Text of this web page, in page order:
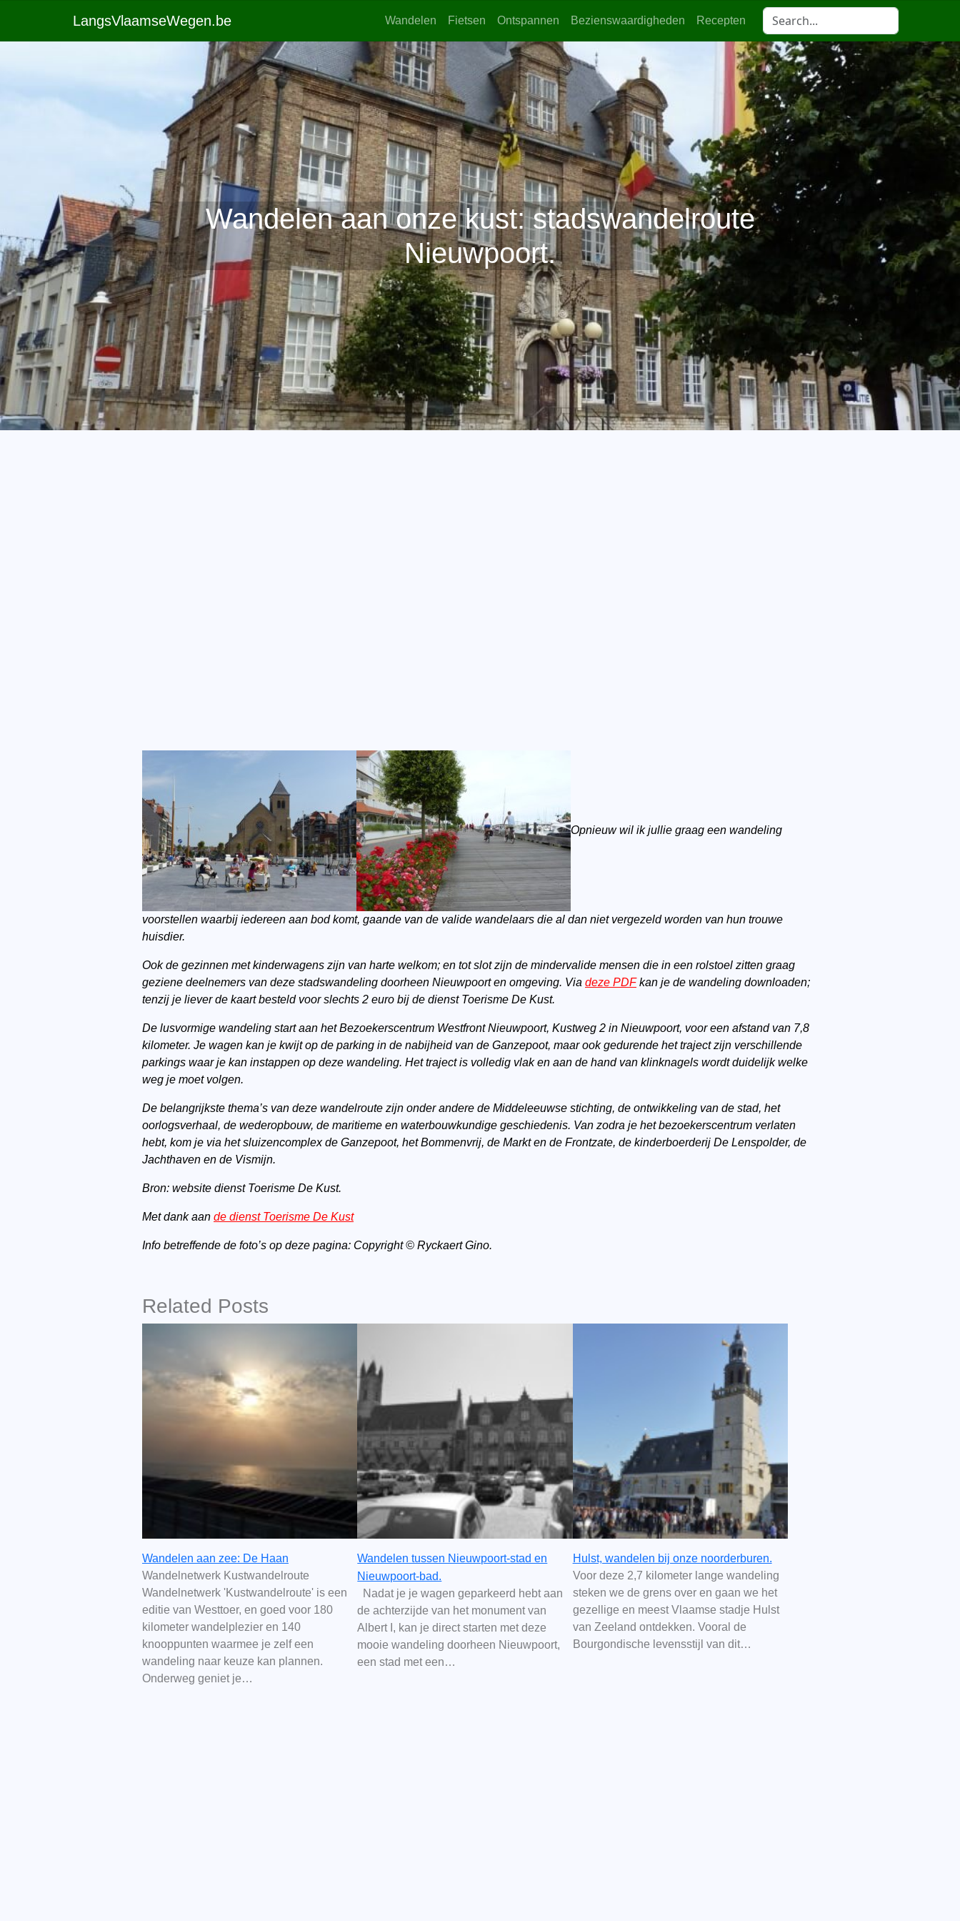
LangsVlaamseWegen.be Wandelen Fietsen Ontspannen Bezienswaardigheden Recepten
Wandelen aan onze kust: stadswandelroute
Nieuwpoort.
Opnieuw wil ik jullie graag een wandeling
voorstellen waarbij iedereen aan bod komt, gaande van de valide wandelaars die al dan niet vergezeld worden van hun trouwe
huisdier.
Ook de gezinnen met kinderwagens zijn van harte welkom; en tot slot zijn de mindervalide mensen die in een rolstoel zitten graag
geziene deelnemers van deze stadswandeling doorheen Nieuwpoort en omgeving. Via deze PDFkan je de wandeling downloaden;
tenzij je liever de kaart besteld voor slechts 2 euro bij de dienst Toerisme De Kust.
De lusvormige wandeling start aan het Bezoekerscentrum Westfront Nieuwpoort, Kustweg 2 in Nieuwpoort, voor een afstand van 7,8
kilometer. Je wagen kan je kwijt op de parking in de nabijheid van de Ganzepoot, maar ook gedurende het traject zijn verschillende
parkings waar je kan instappen op deze wandeling. Het traject is volledig vlak en aan de hand van klinknagels wordt duidelijk welke
weg je moet volgen.
De belangrijkste thema’s van deze wandelroute zijn onder andere de Middeleeuwse stichting, de ontwikkeling van de stad, het
oorlogsverhaal, de wederopbouw, de maritieme en waterbouwkundige geschiedenis. Van zodra je het bezoekerscentrum verlaten
hebt, kom je via het sluizencomplex de Ganzepoot, het Bommenvrij, de Markt en de Frontzate, de kinderboerderij De Lenspolder, de
Jachthaven en de Vismijn.
Bron: website dienst Toerisme De Kust.
Met dank aan de dienst Toerisme De Kust
Info betreffende de foto’s op deze pagina: Copyright © Ryckaert Gino.
Related Posts
Wandelen aan zee: De Haan
Wandelnetwerk Kustwandelroute
Wandelnetwerk 'Kustwandelroute' is een
editie van Westtoer, en goed voor 180
kilometer wandelplezier en 140
knooppunten waarmee je zelf een
wandeling naar keuze kan plannen.
Onderweg geniet je…
Wandelen tussen Nieuwpoort-stad en
Nieuwpoort-bad.
Nadat je je wagen geparkeerd hebt aan
de achterzijde van het monument van
Albert I, kan je direct starten met deze
mooie wandeling doorheen Nieuwpoort,
een stad met een…
Hulst, wandelen bij onze noorderburen.
Voor deze 2,7 kilometer lange wandeling
steken we de grens over en gaan we het
gezellige en meest Vlaamse stadje Hulst
van Zeeland ontdekken. Vooral de
Bourgondische levensstijl van dit…